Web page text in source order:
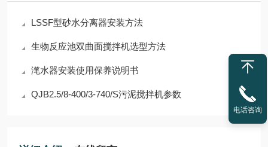
LSSF型砂水分离器安装方法
生物反应池双曲面搅拌机选型方法
滗水器安装使用保养说明书
QJB2.5/8-400/3-740/S污泥搅拌机参数
电话咨询